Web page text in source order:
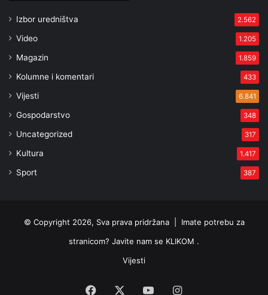
Izbor uredništva 2.562
Video 1.205
Magazin 1.859
Kolumne i komentari 433
Vijesti 6.841
Gospodarstvo 348
Uncategorized 317
Kultura 1.417
Sport 387
© Copyright 2026, Sva prava pridržana | Imate potrebu za
stranicom? Javite nam se KLIKOM .
Vijesti
Facebook YouTubeInstagram